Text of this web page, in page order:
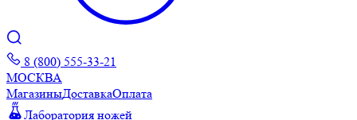
8 (800) 555-33-21
МОСКВА
МагазиныДоставкаОплата
Лаборатория ножей